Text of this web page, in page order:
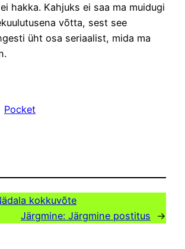
hakka. Kahjuks ei saa ma muidugi
võtta, sest see
üht osa seriaalist, mida ma
Pocket
kokkuvõte
Järgmine: Järgmine postitus →